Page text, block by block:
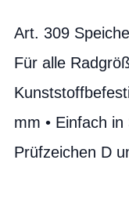
Art. 309
Für alle
mm • Einfach
Prüfzeichen D